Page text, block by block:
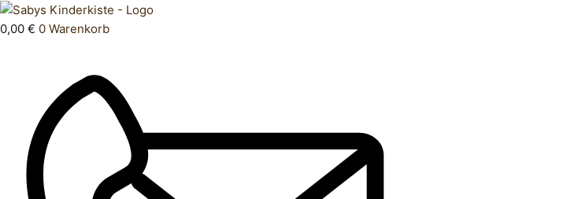
Zum
Inhalt
0,00 € 0 Warenkorb
Products
search
Schleich
Tier